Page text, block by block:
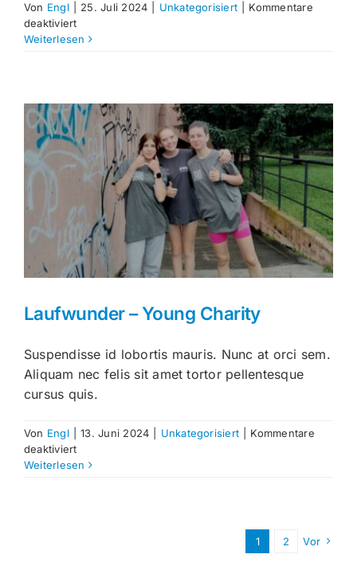
Von Engl 25. Juli 2024 Unkategorisiert
Kommentare
deaktiviertfür
Das
Weiterlesen
Laufwunder – Young Charity
Suspendisse id lobortis mauris. Nunc at orci sem.
Aliquam nec felis sit amet tortor pellentesque
cursus quis.
Von Engl 13. Juni 2024 Unkategorisiert
Kommentare
deaktiviertfür
Laufwunder
Weiterlesen
1 2 Vor